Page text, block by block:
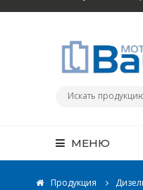
МЕНЮ
Продукция